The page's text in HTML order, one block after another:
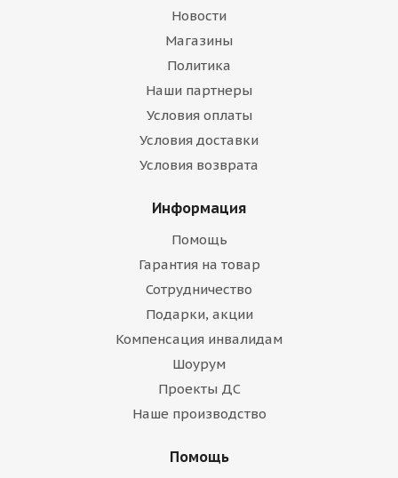
Новости
Магазины
Политика
Наши партнеры
Условия оплаты
Условия доставки
Условия возврата
Информация
Помощь
Гарантия на товар
Сотрудничество
Подарки, акции
Компенсация инвалидам
Шоурум
Проекты ДС
Наше производство
Помощь